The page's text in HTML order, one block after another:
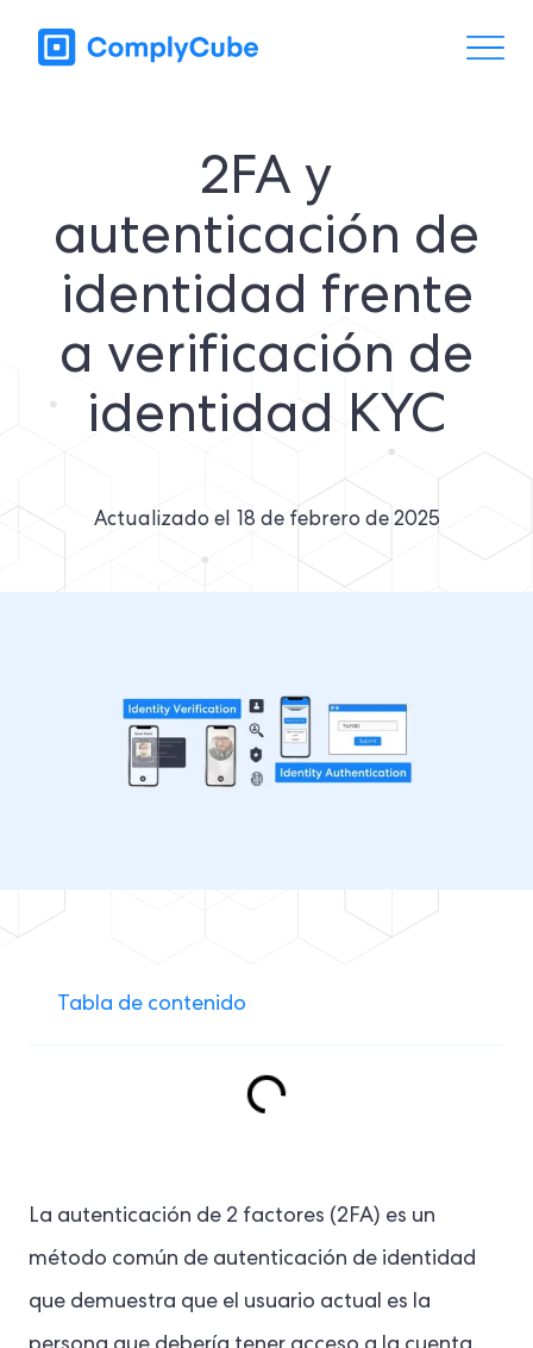
2FA y
autenticación de
identidad frente
a verificación de
identidad KYC
Actualizado el 18 de febrero de 2025
La autenticación de 2 factores (2FA) es un
método común de autenticación de identidad
que demuestra que el usuario actual es la
Tabla de contenido